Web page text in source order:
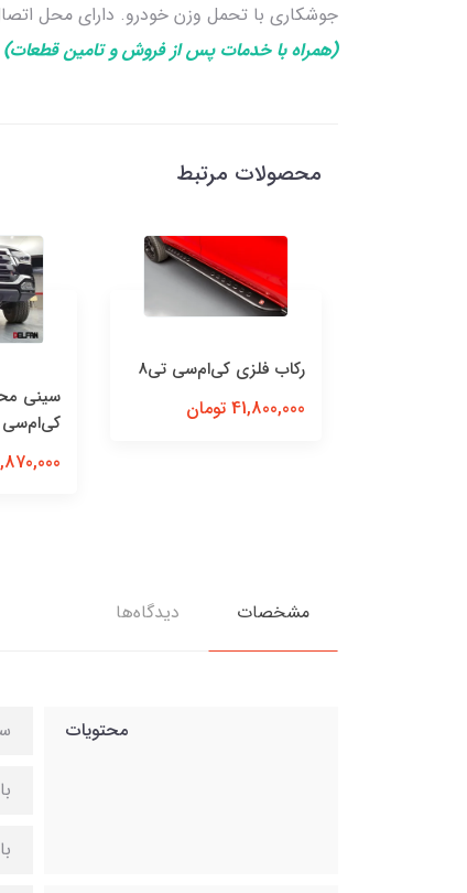
جوشکاری با تحمل وزن خودرو. دارای محل
(همراه با خدمات پس از فروش و تامین قطعات)
محصولات مرتبط
رکاب فلزی کی‌ام‌سی تی8
41,800,000 تومان
سینی
کی‌ام‎‌سی تی8
12,870,000
مشخصات دیدگاه‌ها
محتویات